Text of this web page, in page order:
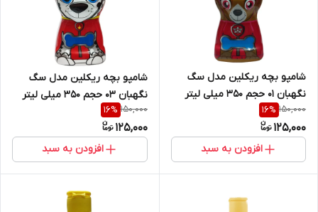
شامپو بچه ریکلین مدل سگ
نگهبان 01 حجم 350 میلی لیتر
150,000
16%
125,000
افزودن به سبد
شامپو بچه ریکلین مدل سگ
نگهبان 03 حجم 350 میلی لیتر
150,000
16%
125,000
افزودن به سبد